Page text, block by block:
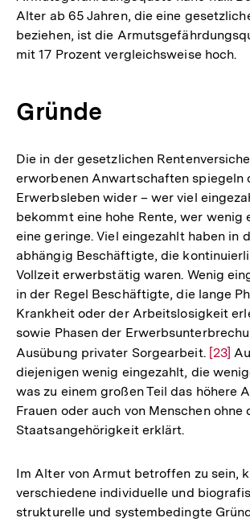
Alter ab 65 Jahren, die eine
beziehen, ist die
mit 17 Prozent vergleichsweise hoch.
Gründe
Die in der gesetzlichen
erworbenen Anwartschaften spiegeln
Erwerbsleben wider – wer viel
bekommt eine hohe Rente, wer wenig
eine geringe. Viel eingezahlt haben in
abhängig Beschäftigte, die
Vollzeit erwerbstätig waren. Wenig
in der Regel Beschäftigte, die lange
Krankheit oder der Arbeitslosigkeit
sowie Phasen der
Ausübung privater Sorgearbeit. Zur
der
[23]
diejenigen wenig eingezahlt, die
was zu einem großen Teil das höhere
Frauen oder auch von Menschen ohne
Staatsangehörigkeit erklärt.
Im Alter von Armut betroffen zu sein,
verschiedene individuelle und
strukturelle und systembedingte